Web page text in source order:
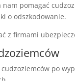
pomagać
o odszkodowanie.
z firmami
po